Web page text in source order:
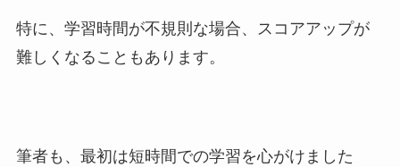
特に、学習時間が不規則な場合、スコアアップが
難しくなることもあります。
筆者も、最初は短時間での学習を心がけました